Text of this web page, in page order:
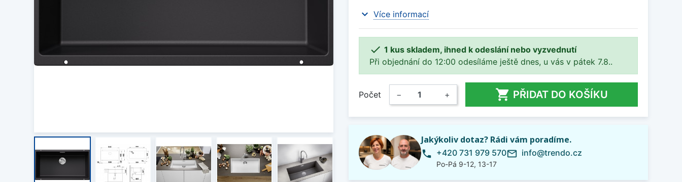
expand_more Více informací
 1 kus skladem, ihned k odeslání nebo vyzvednutí
Při objednání do 12:00 odesíláme ještě dnes, u vás v pátek 7.8..
Počet − +  PŘIDAT DO KOŠÍKU
Jakýkoliv dotaz? Rádi vám poradíme.
phone +420 731 979 570
Po-Pá 9-12, 13-17
mail_outline info@trendo.cz